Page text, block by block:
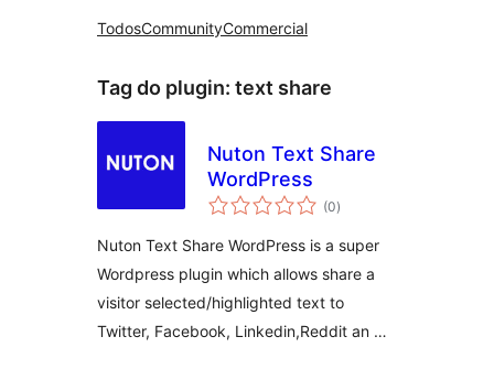
TodosCommunityCommercial
Tag do plugin: text share
Nuton Text Share
WordPress
(0total
de
)
Nuton Text Share WordPress is a super
Wordpress plugin which allows share a
visitor selected/highlighted text to
Twitter, Facebook, Linkedin,Reddit an …